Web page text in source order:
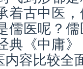
着古中医
儒医呢？
典《中庸
容比较全